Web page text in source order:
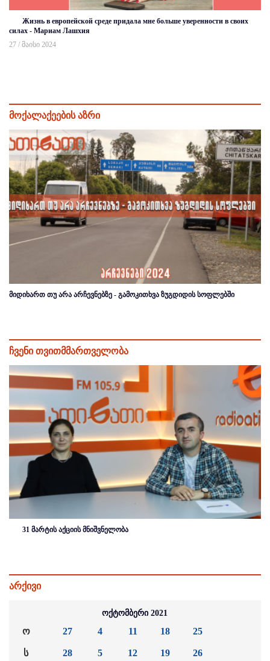
Жизнь в европейской среде придала мне больше уверенности в своих
силах - Мариам Лашхия
27 / მაისი 2024
მოქალაქეების აზრი
მიდიხართ თუ არა არჩევნებზე - გამოკითხვა ზუგდიდის სოფლებში
ჩვენი თვითმმართველობა
31 მარტის აქციის მნიშვნელობა
არქივი
ოქტომბერი 2021
ო
ს
27
28
4
5
11
12
18
19
25
26